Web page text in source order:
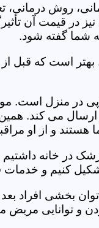
روش
در قیمت آن
شما گفته شود.
بهتر است که
در منزل است.
ارسال می کند.
و از او
در خانه
کنیم و خدمات
بخشی افراد
و توانایی مریض